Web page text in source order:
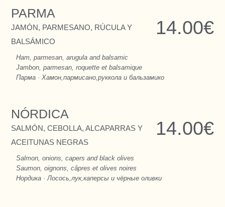
PARMA
JAMÓN, PARMESANO, RÚCULA Y
BALSÁMICO
14.00€
Ham, parmesan, arugula and balsamic
Jambon, parmesan, roquette et balsamique
Парма · Хамон,пармисано,руккола и бальзамико
NÓRDICA
SALMÓN, CEBOLLA, ALCAPARRAS Y
ACEITUNAS NEGRAS
14.00€
Salmon, onions, capers and black olives
Saumon, oignons, câpres et olives noires
Нордика · Лосось,лук,каперсы и чёрные оливки